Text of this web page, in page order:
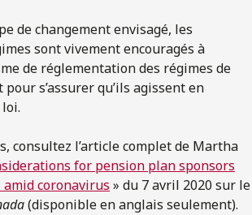
de changement envisagé, les
sont vivement encouragés à
de réglementation des régimes de
s’assurer qu’ils agissent en
consultez l’article complet de Martha
for pension plan sponsors
amid coronavirus » du 7 avril 2020 sur le
(disponible en anglais seulement).